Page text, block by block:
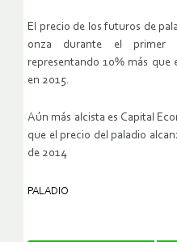
El precio de los futuros de
onza durante el primer
representando 10% más que
en 2015.
Aún más alcista es Capital
que el precio del paladio
de 2014
PALADIO